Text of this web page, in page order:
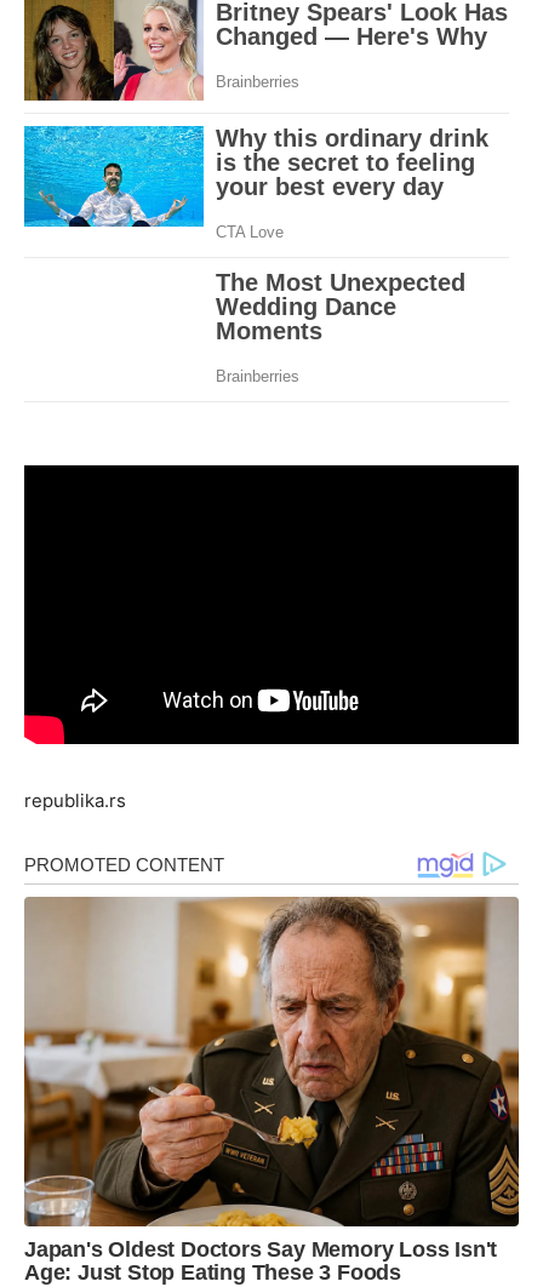
republika.rs